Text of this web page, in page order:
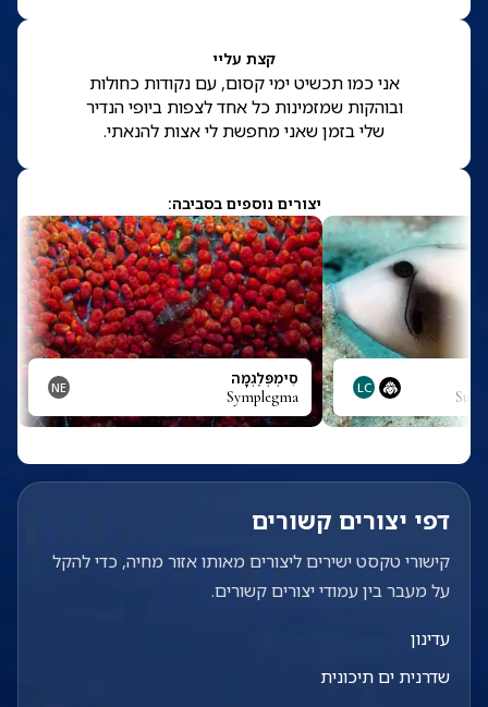
קצת עליי
אני כמו תכשיט ימי קסום, עם נקודות כחולות
ובוהקות שמזמינות כל אחד לצפות ביופי הנדיר
שלי בזמן שאני מחפשת לי אצות להנאתי.
יצורים נוספים בסביבה:
LC סִימְפְּלֶגְמָה
Symplegma
NE
דפי יצורים קשורים
קישורי טקסט ישירים ליצורים מאותו אזור מחיה, כדי להקל
על מעבר בין עמודי יצורים קשורים.
עדינון
שדרנית ים תיכונית